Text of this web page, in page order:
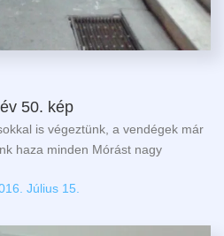
50. kép
is végeztünk, a vendégek már
haza minden Mórást nagy
Július 15.